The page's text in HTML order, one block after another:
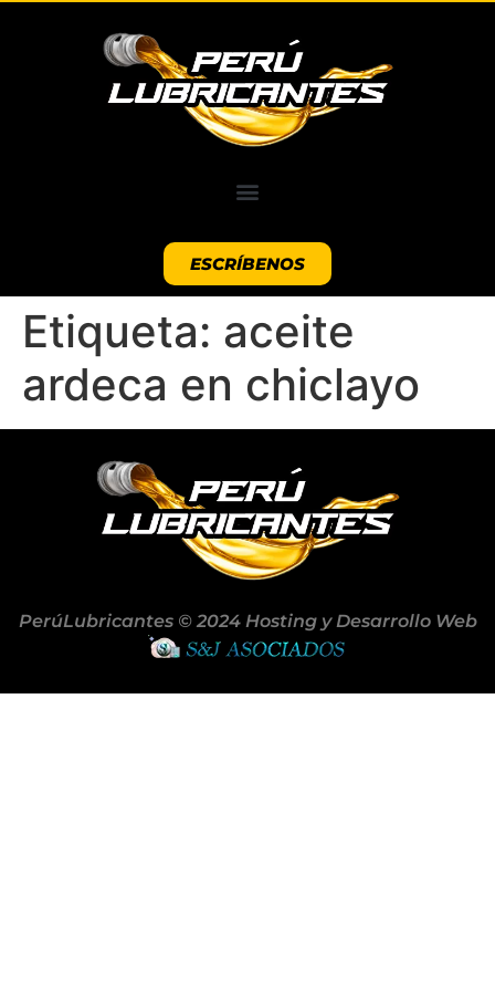
ESCRÍBENOS
Etiqueta: aceite
ardeca en chiclayo
PerúLubricantes © 2024 Hosting y Desarrollo Web